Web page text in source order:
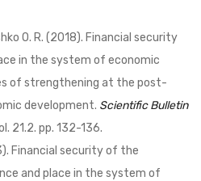
О. R. (2018). Financial security
in the system of economic
of strengthening at the post-
development. Scientific Bulletin
21.2. pp. 132-136.
Fіnancial security of the
and place in the system of